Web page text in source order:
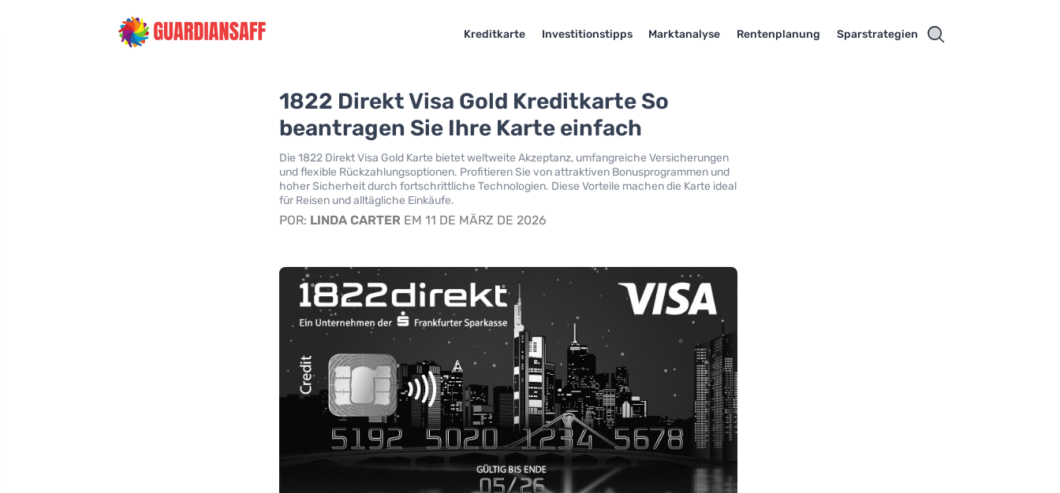
Kreditkarte Investitionstipps Marktanalyse Rentenplanung Sparstrategien
1822 Direkt Visa Gold Kreditkarte So
beantragen Sie Ihre Karte einfach
Die 1822 Direkt Visa Gold Karte bietet weltweite Akzeptanz, umfangreiche Versicherungen
und flexible Rückzahlungsoptionen. Profitieren Sie von attraktiven Bonusprogrammen und
hoher Sicherheit durch fortschrittliche Technologien. Diese Vorteile machen die Karte ideal
für Reisen und alltägliche Einkäufe.
POR: LINDA CARTER EM 11 DE MÄRZ DE 2026